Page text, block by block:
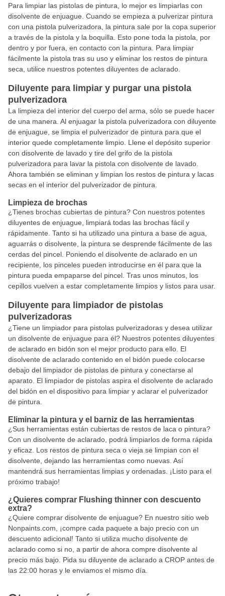
Para limpiar las pistolas de pintura, lo mejor es limpiarlas con
disolvente de enjuague. Cuando se empieza a pulverizar pintura
con una pistola pulverizadora, la pintura sale por la copa superior
a través de la pistola y la boquilla. Esto pone toda la pistola, por
dentro y por fuera, en contacto con la pintura. Para limpiar
fácilmente la pistola tras su uso y eliminar los restos de pintura
seca, utilice nuestros potentes diluyentes de aclarado.
Diluyente para limpiar y purgar una pistola
pulverizadora
La limpieza del interior del cuerpo del arma, sólo se puede hacer
de una manera. Al enjuagar la pistola pulverizadora con diluyente
de enjuague, se limpia el pulverizador de pintura para que el
interior quede completamente limpio. Llene el depósito superior
con disolvente de lavado y tire del grifo de la pistola
pulverizadora para lavar la pistola con disolvente de lavado.
Ahora también se eliminan y limpian los restos de pintura y lacas
secas en el interior del pulverizador de pintura.
Limpieza de brochas
¿Tienes brochas cubiertas de pintura? Con nuestros potentes
diluyentes de enjuague, limpiará todas las brochas fácil y
rápidamente. Tanto si ha utilizado una pintura a base de agua,
aguarrás o disolvente, la pintura se desprende fácilmente de las
cerdas del pincel. Poniendo el disolvente de aclarado en un
recipiente, los pinceles pueden introducirse en él para que la
pintura pueda empaparse del pincel. Tras unos minutos, los
cepillos vuelven a estar completamente limpios y listos para usar.
Diluyente para limpiador de pistolas
pulverizadoras
¿Tiene un limpiador para pistolas pulverizadoras y desea utilizar
un disolvente de enjuague para él? Nuestros potentes diluyentes
de aclarado en bidón son el mejor producto para ello. El
disolvente de aclarado contenido en el bidón puede colocarse
debajo del limpiador de pistolas de pintura y conectarse al
aparato. El limpiador de pistolas aspira el disolvente de aclarado
del bidón en el dispositivo para limpiar y aclarar el pulverizador
de pintura.
Eliminar la pintura y el barniz de las herramientas
¿Sus herramientas están cubiertas de restos de laca o pintura?
Con un disolvente de aclarado, podrá limpiarlos de forma rápida
y eficaz. Los restos de pintura seca o vieja se limpian con el
disolvente, dejando las herramientas como nuevas. Así
mantendrá sus herramientas limpias y ordenadas. ¡Listo para el
próximo trabajo!
¿Quieres comprar Flushing thinner con descuento
extra?
¿Quiere comprar disolvente de enjuague? En nuestro sitio web
Nonpaints.com, ¡compre cada paquete a bajo precio con un
descuento adicional! Tanto si utiliza mucho disolvente de
aclarado como si no, a partir de ahora compre disolvente al
precio más bajo. Pida su diluyente de aclarado a CROP antes de
las 22:00 horas y le enviamos el mismo día.